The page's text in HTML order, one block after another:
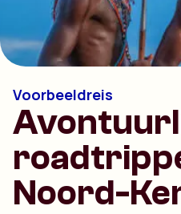
Voorbeeldreis
Noord-